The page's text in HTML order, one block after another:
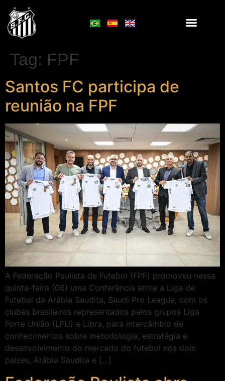
Tag: FPF
Santos FC participa de
reunião na FPF
A Federação Paulista de Futebol (FPF) promoveu nessa
quinta-feira (06) uma Conferência entre a Liga de
Futebol da Arábia Saudita, Saudi Pro League, com os
clubes brasileiros representados pelos grupos Liga
Forte União (LFU) e Libra, para intercâmbio de
conhecimentos sobre metodologia, estratégia e
desenvolvimento do mercado do futebol nos dois
países, Arábia Saudita e […]